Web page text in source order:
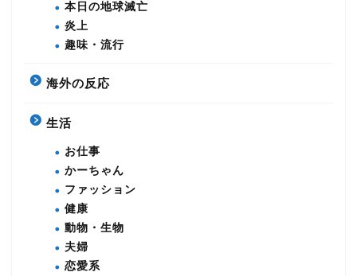
本日の地球滅亡
炎上
趣味・流行
海外の反応
生活
お仕事
かーちゃん
ファッション
健康
動物・生物
夫婦
恋愛系